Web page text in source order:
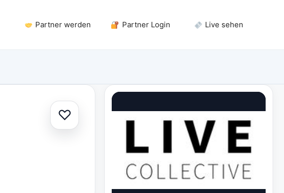
Partner werden Partner Login Live sehen
♡Zur Auswahl hinzufügen